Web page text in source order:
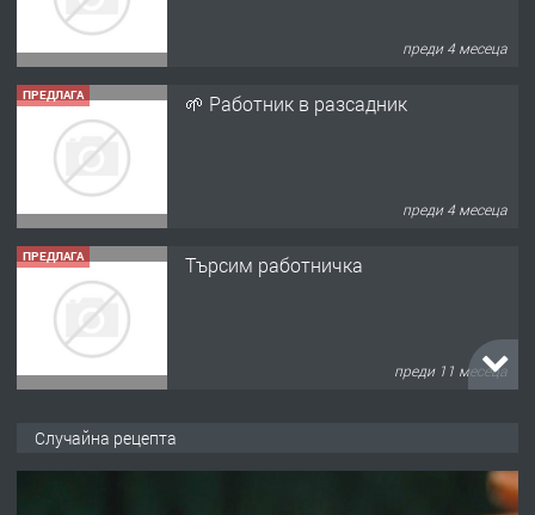
преди 4 месеца
ПРЕДЛАГА 🌱 Работник в разсадник
преди 4 месеца
ПРЕДЛАГА Търсим работничка
преди 11 месеца
Случайна рецепта